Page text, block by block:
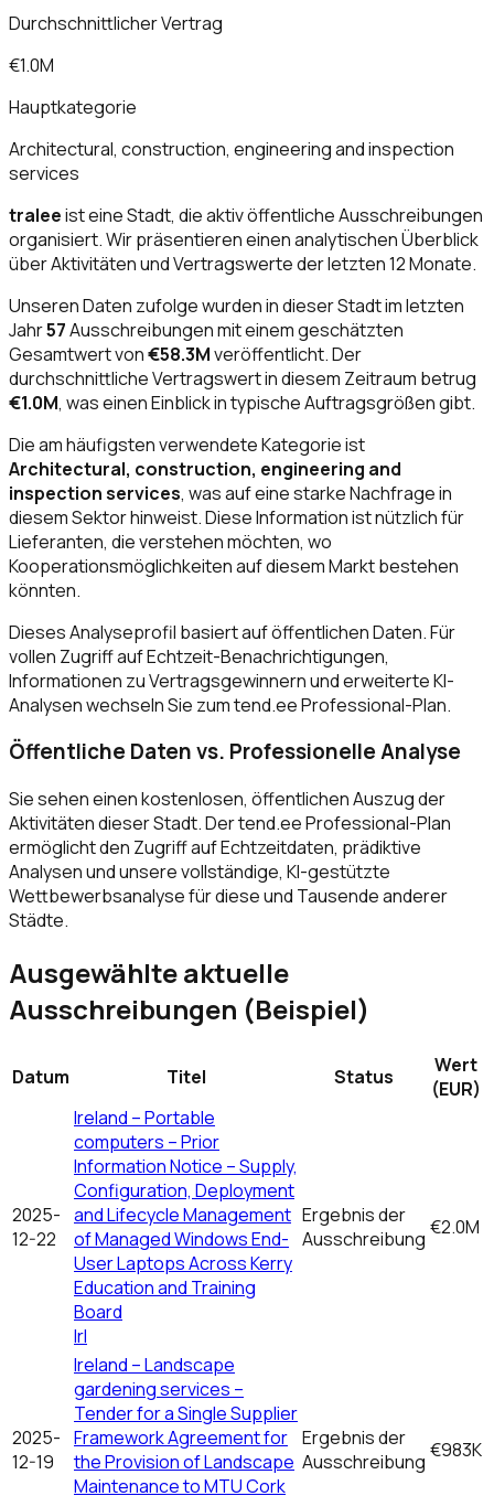
Durchschnittlicher Vertrag
€1.0M
Hauptkategorie
Architectural, construction, engineering and inspection
services
traleeist eine Stadt, die aktiv öffentliche Ausschreibungen
organisiert. Wir präsentieren einen analytischen Überblick
über Aktivitäten und Vertragswerte der letzten 12 Monate.
Unseren Daten zufolge wurden in dieser Stadt im letzten
Jahr57Ausschreibungen mit einem geschätzten
Gesamtwert von€58.3Mveröffentlicht. Der
durchschnittliche Vertragswert in diesem Zeitraum betrug
€1.0M, was einen Einblick in typische Auftragsgrößen gibt.
Die am häufigsten verwendete Kategorie ist
Architectural, construction, engineering and
inspection services, was auf eine starke Nachfrage in
diesem Sektor hinweist. Diese Information ist nützlich für
Lieferanten, die verstehen möchten, wo
Kooperationsmöglichkeiten auf diesem Markt bestehen
könnten.
Dieses Analyseprofil basiert auf öffentlichen Daten. Für
vollen Zugriff auf Echtzeit-Benachrichtigungen,
Informationen zu Vertragsgewinnern und erweiterte KI-
Analysen wechseln Sie zum tend.ee Professional-Plan.
Öffentliche Daten vs. Professionelle Analyse
Sie sehen einen kostenlosen, öffentlichen Auszug der
Aktivitäten dieser Stadt. Der tend.ee Professional-Plan
ermöglicht den Zugriff auf Echtzeitdaten, prädiktive
Analysen und unsere vollständige, KI-gestützte
Wettbewerbsanalyse für diese und Tausende anderer
Städte.
Ausgewählte aktuelle
Ausschreibungen (Beispiel)
Datum Titel Status
Wert
(EUR)
2025-
12-22
Ireland – Portable
computers – Prior
Information Notice – Supply,
Configuration, Deployment
and Lifecycle Management
of Managed Windows End-
User Laptops Across Kerry
Education and Training
Board
Irl
Ergebnis der
Ausschreibung €2.0M
2025-
12-19
Ireland – Landscape
gardening services –
Tender for a Single Supplier
Framework Agreement for
the Provision of Landscape
Maintenance to MTU Cork
Ergebnis der
Ausschreibung €983K